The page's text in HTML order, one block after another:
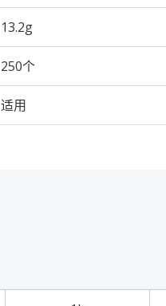
13.2g
250个
适用